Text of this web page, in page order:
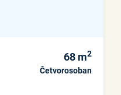
68 m2
Četvorosoban